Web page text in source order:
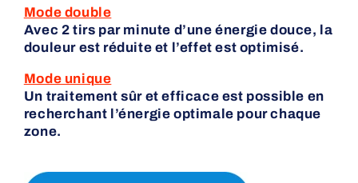
Mode double
Avec 2 tirs par minute d’une énergie douce, la
douleur est réduite et l’effet est optimisé.
Mode unique
Un traitement sûr et efficace est possible en
recherchant l’énergie optimale pour chaque
zone.